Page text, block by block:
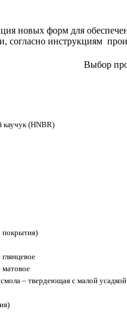
новых форм для
инструкциям
Выбор
каучук (HNBR)
покрытия)
– твердеющая с малой усадкой